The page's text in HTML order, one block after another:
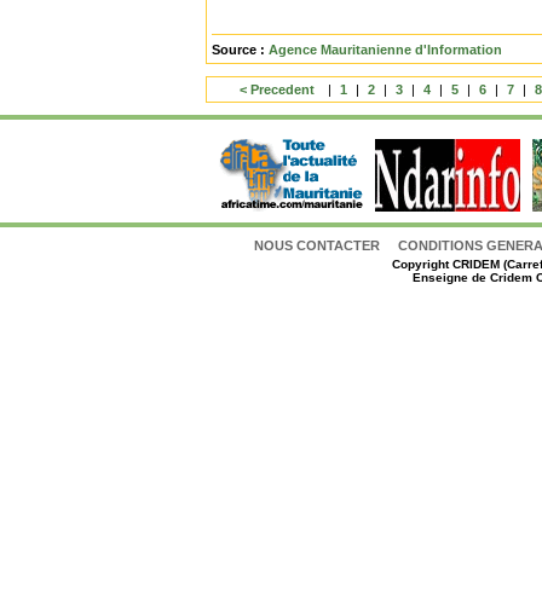
Source : Agence Mauritanienne d'Information
< Precedent | 1 | 2 | 3 | 4 | 5 | 6 | 7 | 8
NOUS CONTACTER CONDITIONS
CopyrightCRIDEM
Enseigne de Cridem